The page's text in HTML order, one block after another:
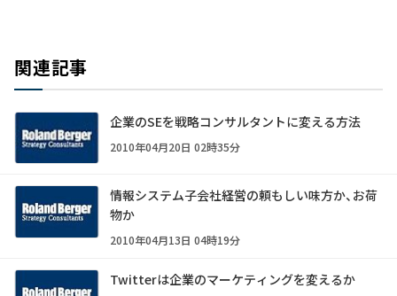
関連記事
企業のSEを戦略コンサルタントに変える方法
2010年04月20日 02時35分
情報システム子会社――経営の頼もしい味方か、お荷
物か
2010年04月13日 04時19分
Twitterは企業のマーケティングを変えるか